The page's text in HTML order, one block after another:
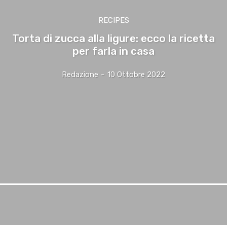
RECIPES
Torta di zucca alla ligure: ecco la ricetta
per farla in casa
Redazione - 10 Ottobre 2022